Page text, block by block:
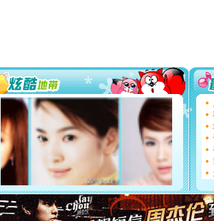
你太多，
要平安
[圣诞节]
能正大
都要快乐
[圣诞节]
如意,快
[元旦]
看
断电。
你是我
[元旦]如
起；二是
离。水晶